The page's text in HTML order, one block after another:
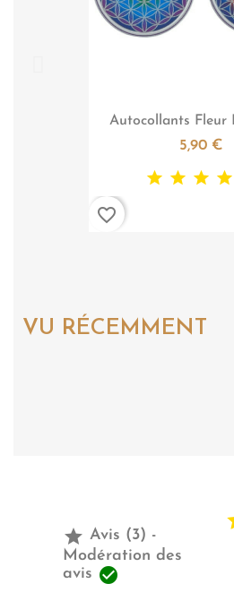
Aperçu
Autocollants Fleur
5,90 €
favorite_border
VU RÉCEMMENT
 Avis (3) -
Modération des
avis 